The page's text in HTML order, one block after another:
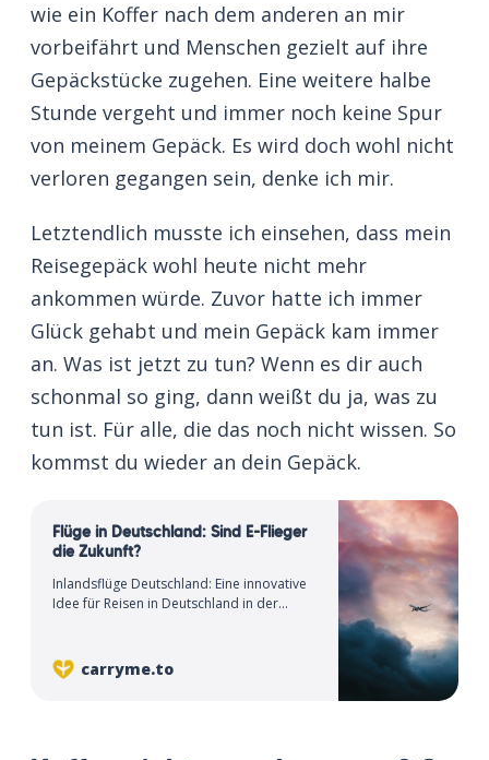
wie ein Koffer nach dem anderen an mir
vorbeifährt und Menschen gezielt auf ihre
Gepäckstücke zugehen. Eine weitere halbe
Stunde vergeht und immer noch keine Spur
von meinem Gepäck. Es wird doch wohl nicht
verloren gegangen sein, denke ich mir.
Letztendlich musste ich einsehen, dass mein
Reisegepäck wohl heute nicht mehr
ankommen würde. Zuvor hatte ich immer
Glück gehabt und mein Gepäck kam immer
an. Was ist jetzt zu tun? Wenn es dir auch
schonmal so ging, dann weißt du ja, was zu
tun ist. Für alle, die das noch nicht wissen. So
kommst du wieder an dein Gepäck.
Flüge in Deutschland: Sind E-Flieger
die Zukunft?
Inlandsflüge Deutschland: Eine innovative
Idee für Reisen in Deutschland in der
carryme.to